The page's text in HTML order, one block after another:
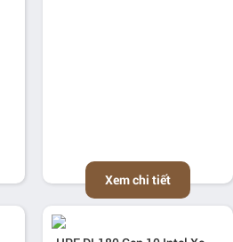
Xem chi tiết